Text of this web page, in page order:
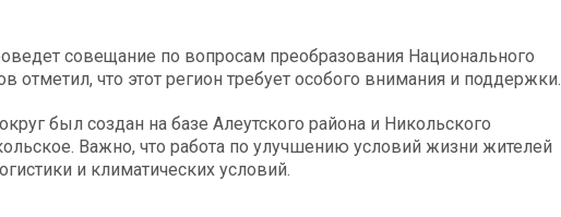
совещание по вопросам преобразования Национального
отметил, что этот регион требует особого внимания и поддержки.
был создан на базе Алеутского района и Никольского
Важно, что работа по улучшению условий жизни жителей
и климатических условий.